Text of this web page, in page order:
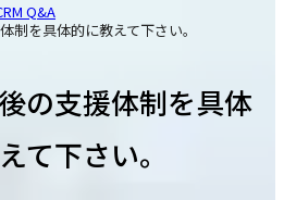
Q&A
制を具体的に教えて下さい。
の支援体制を具体
て下さい。